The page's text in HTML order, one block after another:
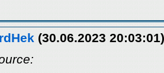
(30.06.2023 20:03:01)